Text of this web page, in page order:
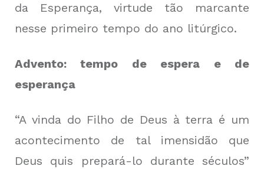
da Esperança, virtude tão marcante
nesse primeiro tempo do ano litúrgico.
Advento: tempo de espera e de
esperança
“A vinda do Filho de Deus à terra é um
acontecimento de tal imensidão que
Deus quis prepará-lo durante séculos”